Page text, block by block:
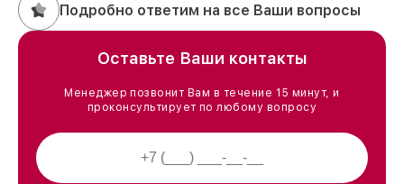
Подробно ответим на все Ваши вопросы
Оставьте Ваши контакты
Менеджер позвонит Вам в течение 15 минут, и
проконсультирует по любому вопросу